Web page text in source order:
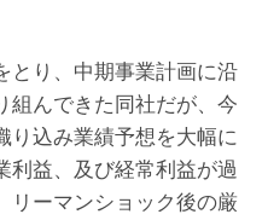
とり、中期事業計画に沿
組んできた同社だが、今
り込み業績予想を大幅に
利益、及び経常利益が過
リーマンショック後の厳